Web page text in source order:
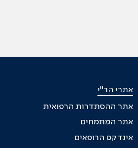
אתרי הר"י
אתר ההסתדרות הרפואית
אתר המתמחים
אינדקס הרופאים